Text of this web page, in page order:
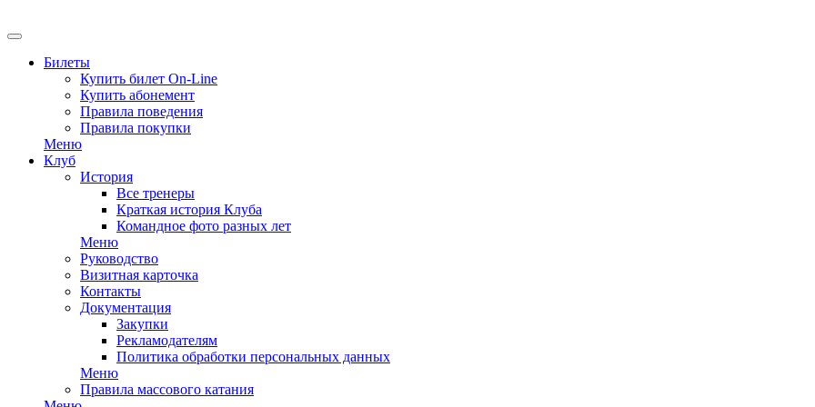
Билеты
Купить билет On-Line
Купить абонемент
Правила поведения
Правила покупки
Меню
Клуб
История
Все тренеры
Краткая история Клуба
Командное фото разных лет
Меню
Руководство
Визитная карточка
Контакты
Документация
Закупки
Рекламодателям
Политика обработки персональных данных
Меню
Правила массового катания